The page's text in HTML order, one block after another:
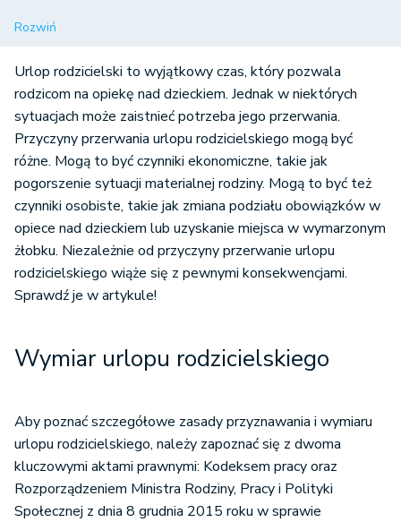
Czy można korzystać z urlopu rodzicielskiego i pracować na
etacie?
Podsumowanie
Rozwiń
Urlop rodzicielski to wyjątkowy czas, który pozwala
rodzicom na opiekę nad dzieckiem. Jednak w niektórych
sytuacjach może zaistnieć potrzeba jego przerwania.
Przyczyny przerwania urlopu rodzicielskiego mogą być
różne. Mogą to być czynniki ekonomiczne, takie jak
pogorszenie sytuacji materialnej rodziny. Mogą to być też
czynniki osobiste, takie jak zmiana podziału obowiązków w
opiece nad dzieckiem lub uzyskanie miejsca w wymarzonym
żłobku. Niezależnie od przyczyny przerwanie urlopu
rodzicielskiego wiąże się z pewnymi konsekwencjami.
Sprawdź je w artykule!
Wymiar urlopu rodzicielskiego
Aby poznać szczegółowe zasady przyznawania i wymiaru
urlopu rodzicielskiego, należy zapoznać się z dwoma
kluczowymi aktami prawnymi: Kodeksem pracy oraz
Rozporządzeniem Ministra Rodziny, Pracy i Polityki
Społecznej z dnia 8 grudnia 2015 roku w sprawie